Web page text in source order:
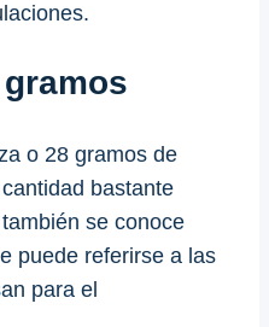
o 28 gramos de
bastante
se conoce
puede referirse a las
para el